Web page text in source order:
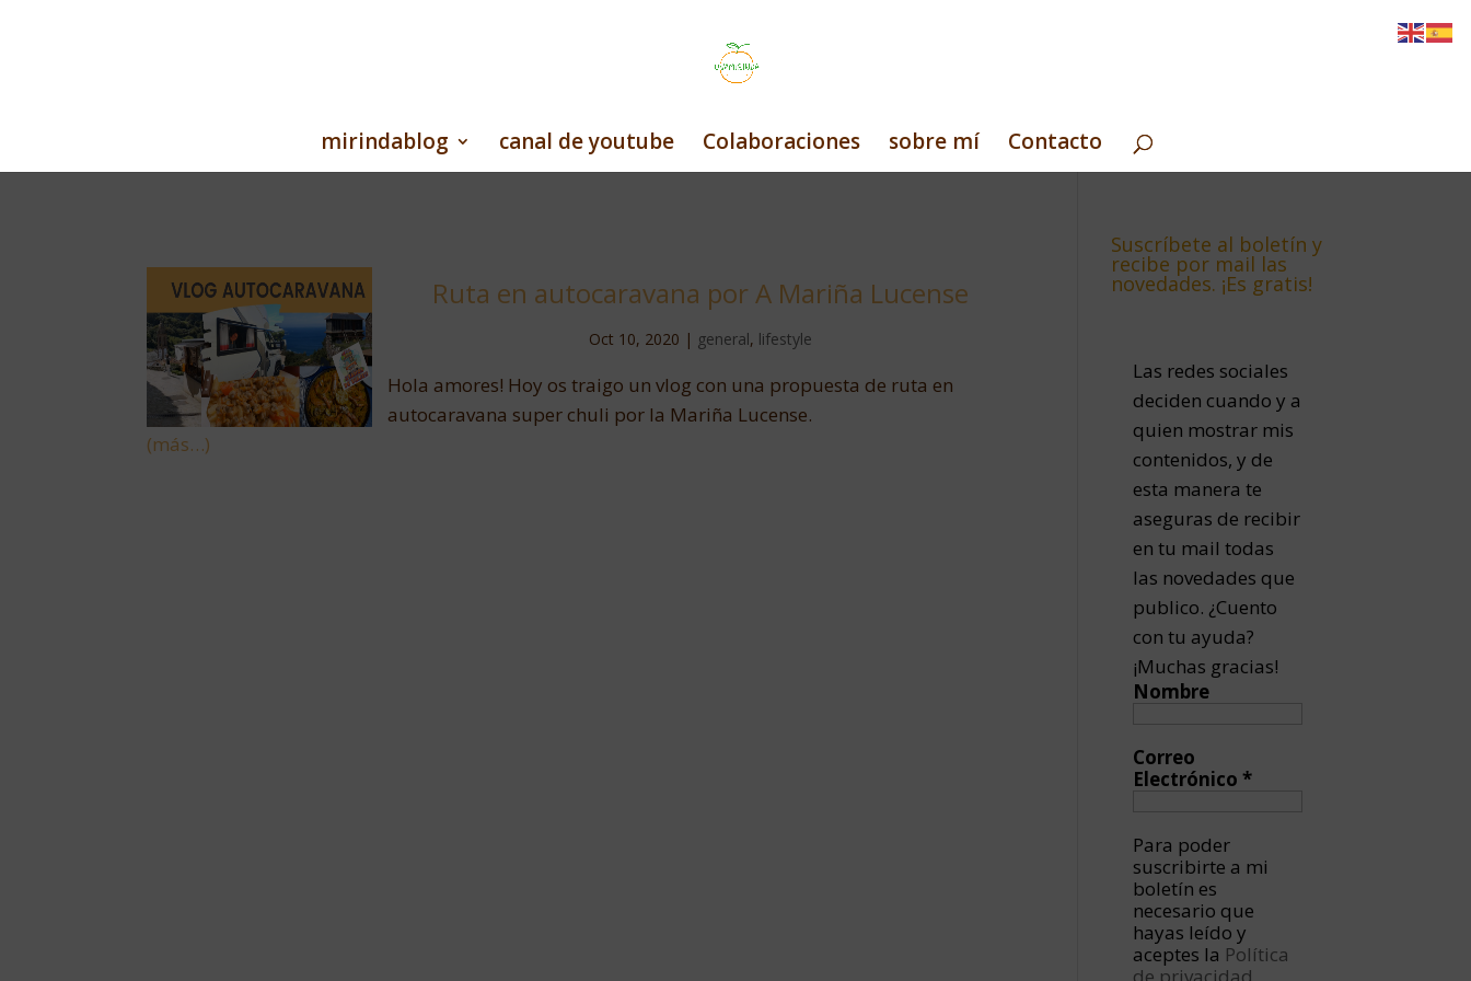
mirindablog canal de youtube Colaboraciones sobre mí Contacto
Ruta en autocaravana por A Mariña Lucense
Oct 10, 2020 | general, lifestyle
Hola amores! Hoy os traigo un vlog con una propuesta de ruta en
autocaravana super chuli por la Mariña Lucense.
(más…)
Suscríbete al boletín y
recibe por mail las
novedades. ¡Es gratis!
Las redes sociales
deciden cuando y a
quien mostrar mis
contenidos, y de
esta manera te
aseguras de recibir
en tu mail todas
las novedades que
publico. ¿Cuento
con tu ayuda?
¡Muchas gracias!
Nombre
Correo
Electrónico*
Para poder
suscribirte a mi
boletín es
necesario que
hayas leído y
aceptes la Política